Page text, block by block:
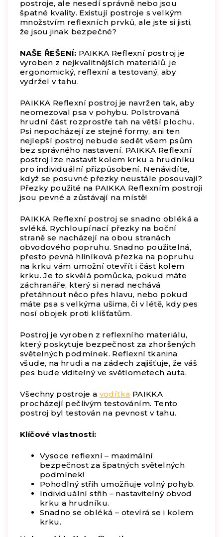
postroje, ale nesedí správně nebo jsou
špatné kvality. Existují postroje s velkým
množstvím reflexních prvků, ale jste si jisti,
že jsou jinak bezpečné?
NAŠE ŘEŠENÍ: PAIKKA Reflexní postroj je
vyroben z nejkvalitnějších materiálů, je
ergonomický, reflexní a testovaný, aby
vydržel v tahu.
PAIKKA Reflexní postroj je navržen tak, aby
neomezoval psa v pohybu. Polstrovaná
hrudní část rozprostře tah na větší plochu.
Psi nepocházejí ze stejné formy, ani ten
nejlepší postroj nebude sedět všem psům
bez správného nastavení. PAIKKA Reflexní
postroj lze nastavit kolem krku a hrudníku
pro individuální přizpůsobení. Nenávidíte,
když se posuvné přezky neustále posouvají?
Přezky použité na PAIKKA Reflexním postroji
jsou pevné a zůstávají na místě!
PAIKKA Reflexní postroj se snadno obléká a
svléká. Rychloupínací přezky na boční
straně se nacházejí na obou stranách
obvodového popruhu. Snadno použitelná,
přesto pevná hliníková přezka na popruhu
na krku vám umožní otevřít i část kolem
krku. Je to skvělá pomůcka, pokud máte
záchranáře, který si nerad nechává
přetáhnout něco přes hlavu, nebo pokud
máte psa s velkýma ušima, či v létě, kdy pes
nosí obojek proti klíšťatům.
Postroj je vyroben z reflexního materiálu,
který poskytuje bezpečnost za zhoršených
světelných podmínek. Reflexní tkanina
všude, na hrudi a na zádech zajišťuje, že váš
pes bude viditelný ve světlometech auta.
Všechny postroje a vodítka PAIKKA
procházejí pečlivým testováním. Tento
postroj byl testován na pevnost v tahu.
Klíčové vlastnosti:
Vysoce reflexní – maximální
bezpečnost za špatných světelných
podmínek!
Pohodlný střih umožňuje volný pohyb.
Individuální střih – nastavitelný obvod
krku a hrudníku.
Snadno se obléká – otevírá se i kolem
krku.